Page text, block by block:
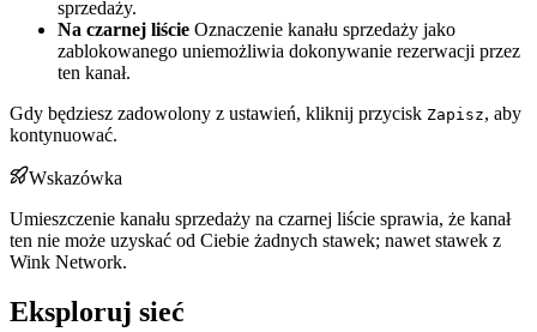
sprzedaży.
Na czarnej liście Oznaczenie kanału sprzedaży jako
zablokowanego uniemożliwia dokonywanie rezerwacji przez
ten kanał.
Gdy będziesz zadowolony z ustawień, kliknij przycisk Zapisz, aby
kontynuować.
Wskazówka
Umieszczenie kanału sprzedaży na czarnej liście sprawia, że kanał
ten nie może uzyskać od Ciebie żadnych stawek; nawet stawek z
Wink Network.
Eksploruj sieć